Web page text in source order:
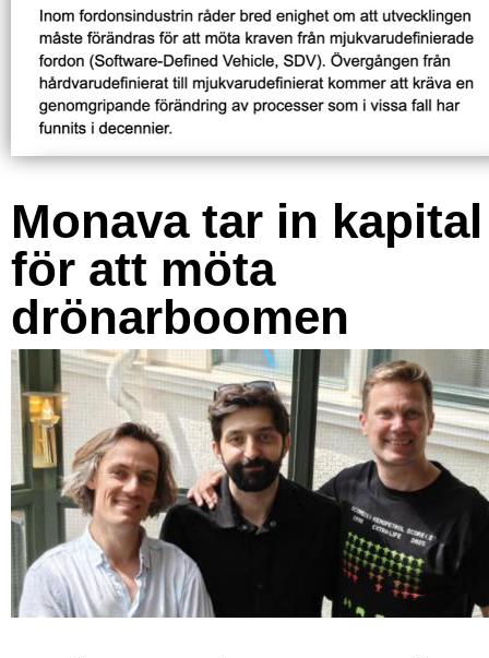
Monava tar in kapital
för att möta
drönarboomen